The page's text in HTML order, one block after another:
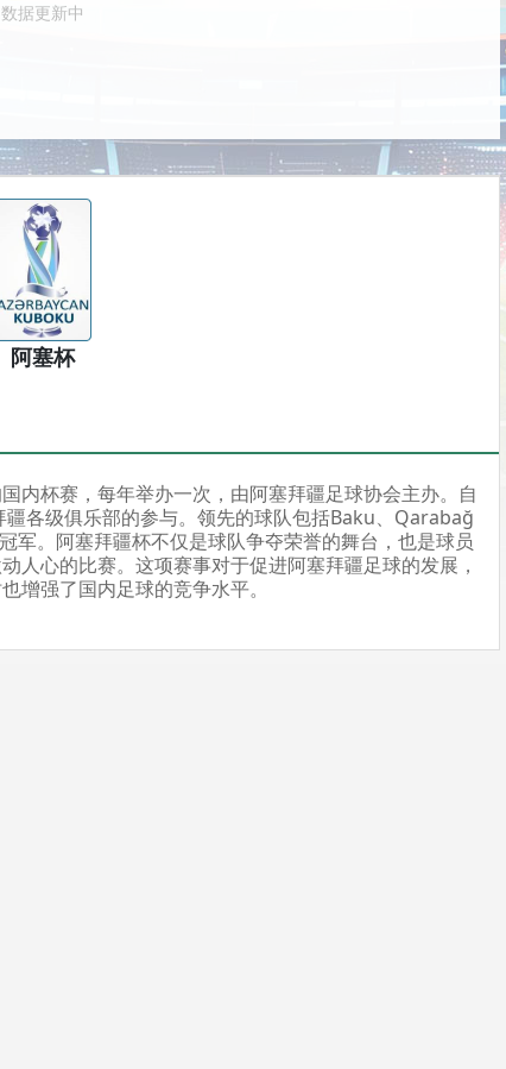
数据更新中
阿塞杯
内杯赛，每年举办一次，由阿塞拜疆足球协会主办。自
各级俱乐部的参与。领先的球队包括Baku、Qarabağ
军。阿塞拜疆杯不仅是球队争夺荣誉的舞台，也是球员
人心的比赛。这项赛事对于促进阿塞拜疆足球的发展，
增强了国内足球的竞争水平。